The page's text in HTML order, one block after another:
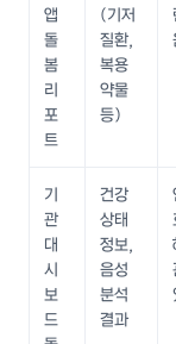
앱
돌
봄
리
포
트
(기저
질환,
복용
약물
등)
기
관
대
시
보
드
건강
상태
정보,
음성
분석
결과